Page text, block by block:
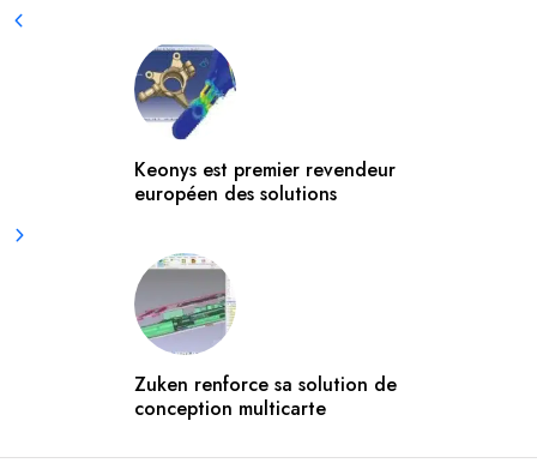
Keonys est premier revendeur
européen des solutions
Zuken renforce sa solution de
conception multicarte